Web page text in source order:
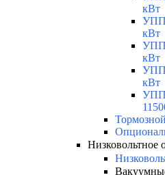
кВт
УПП
кВт
УПП
кВт
УПП
кВт
УПП
Низковольтное